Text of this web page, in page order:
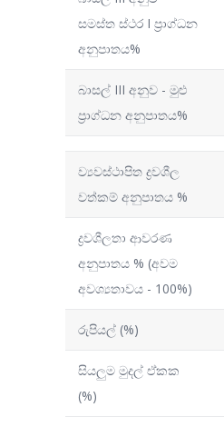
සමස්ත ස්ථර I ප්‍රාග්ධන
අනුපාතය%
බාසල් III අනුව - මුළු
ප්‍රාග්ධන අනුපාතය%
ව්‍යවස්ථාපිත ද්‍රවශීල
වත්කම් අනුපාතය %
ද්‍රවශීලතා ආවරණ
අනුපාතය % (අවම
අවශ්‍යතාවය - 100%)
රුපියල් (%)
සියලුම මුදල් ඒකක
(%)